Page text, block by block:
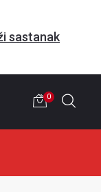
sastanak
0